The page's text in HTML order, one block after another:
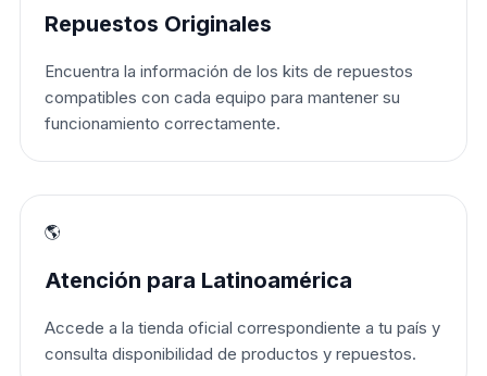
Repuestos Originales
Encuentra la información de los kits de repuestos
compatibles con cada equipo para mantener su
funcionamiento correctamente.
🌎
Atención para Latinoamérica
Accede a la tienda oficial correspondiente a tu país y
consulta disponibilidad de productos y repuestos.